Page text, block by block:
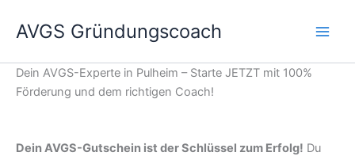
InhaltAVGS Gründungscoach
Dein AVGS-Experte in Pulheim – Starte JETZT mit 100%
Förderung und dem richtigen Coach!
Dein AVGS-Gutschein ist der Schlüssel zum Erfolg! Du